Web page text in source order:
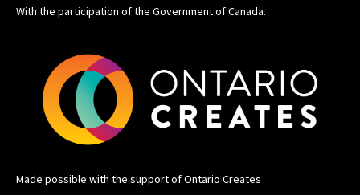
With the participation of the Government of Canada.
Made possible with the support of Ontario Creates